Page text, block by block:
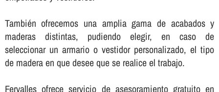
También ofrecemos una amplia gama de acabados y
maderas distintas, pudiendo elegir, en caso de
seleccionar un armario o vestidor personalizado, el tipo
de madera en que desee que se realice el trabajo.
Fervalles ofrece servicio de asesoramiento gratuito en